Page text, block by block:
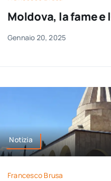
Newsletter
Moldova, la fame e
Gennaio 20, 2025
Notizia
Francesco Brusa